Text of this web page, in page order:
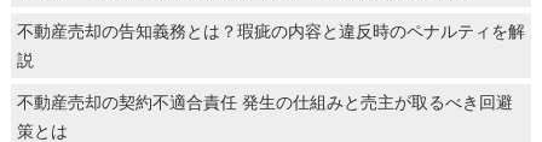
不動産売却の告知義務とは？瑕疵の内容と違反時のペナルティを解
説
不動産売却の契約不適合責任 発生の仕組みと売主が取るべき回避
策とは